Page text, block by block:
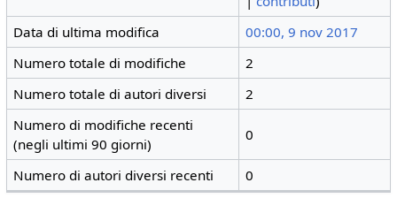
Data di ultima modifica
00:00, 9 nov 2017
Numero totale di modifiche
2
Numero totale di autori diversi
2
Numero di modifiche recenti
(negli ultimi 90 giorni)
0
Numero di autori diversi recenti 0